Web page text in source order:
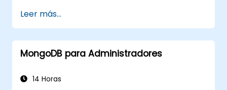
Implementar aplicaciones de múltiples
servicios en la nube utilizando Docker y
Kubernetes.
Realizar pruebas de aplicaciones en
Leer más...
MongoDB para Administradores
14 Horas